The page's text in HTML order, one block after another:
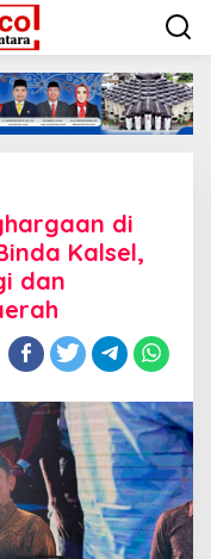
di
Kalsel,
dan